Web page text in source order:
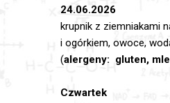
24.06.2026
krupnik z ziemniakami
i ogórkiem, owoce,
(alergeny: gluten,
Czwartek